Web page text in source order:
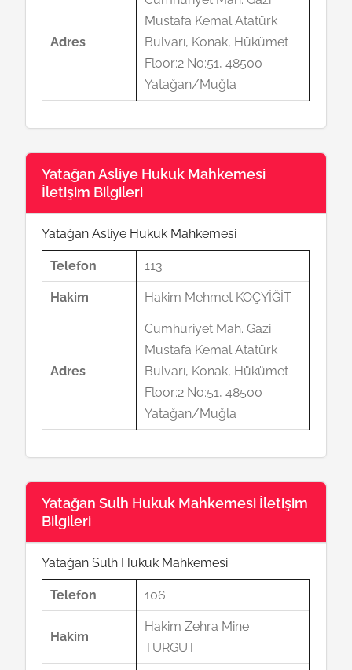
Adres
Mustafa Kemal Atatürk
Bulvarı, Konak, Hükümet
Floor:2 No:51, 48500
Yatağan/Muğla
Yatağan Asliye Hukuk Mahkemesi
İletişim Bilgileri
Yatağan Asliye Hukuk Mahkemesi
Telefon 113
Hakim Hakim Mehmet KOÇYİĞİT
Adres
Cumhuriyet Mah. Gazi
Mustafa Kemal Atatürk
Bulvarı, Konak, Hükümet
Floor:2 No:51, 48500
Yatağan/Muğla
Yatağan Sulh Hukuk Mahkemesi İletişim
Bilgileri
Yatağan Sulh Hukuk Mahkemesi
Telefon 106
Hakim
Hakim Zehra Mine
TURGUT